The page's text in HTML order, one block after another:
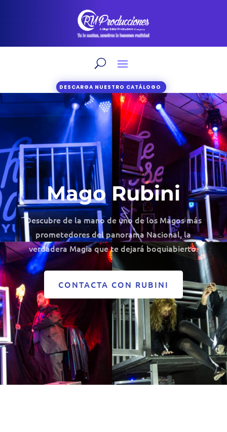
DESCARGA NUESTRO CATÁLOGO
Mago Rubini
Descubre de la mano de uno de los Magos más
prometedores del panorama Nacional, la
verdadera Magia que te dejará boquiabierto.
CONTACTA CON RUBINI